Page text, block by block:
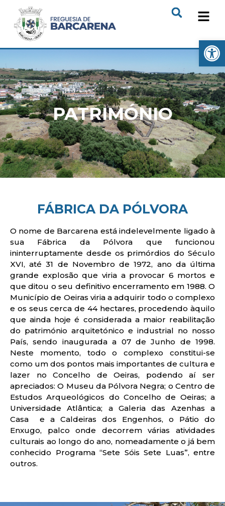
PATRIMÓNIO
FÁBRICA DA PÓLVORA
O nome de Barcarena está indelevelmente ligado à
sua Fábrica da Pólvora que funcionou
ininterruptamente desde os primórdios do Século
XVI, até 31 de Novembro de 1972, ano da última
grande explosão que viria a provocar 6 mortos e
que ditou o seu definitivo encerramento em 1988. O
Município de Oeiras viria a adquirir todo o complexo
e os seus cerca de 44 hectares, procedendo àquilo
que ainda hoje é considerada a maior reabilitação
do património arquitetónico e industrial no nosso
País, sendo inaugurada a 07 de Junho de 1998.
Neste momento, todo o complexo constitui-se
como um dos pontos mais importantes de cultura e
lazer no Concelho de Oeiras, podendo aí ser
apreciados: O Museu da Pólvora Negra; o Centro de
Estudos Arqueológicos do Concelho de Oeiras; a
Universidade Atlântica; a Galeria das Azenhas a
Casa e a Caldeiras dos Engenhos, o Pátio do
Enxugo, palco onde decorrem várias atividades
culturais ao longo do ano, nomeadamente o já bem
conhecido Programa “Sete Sóis Sete Luas”, entre
outros.